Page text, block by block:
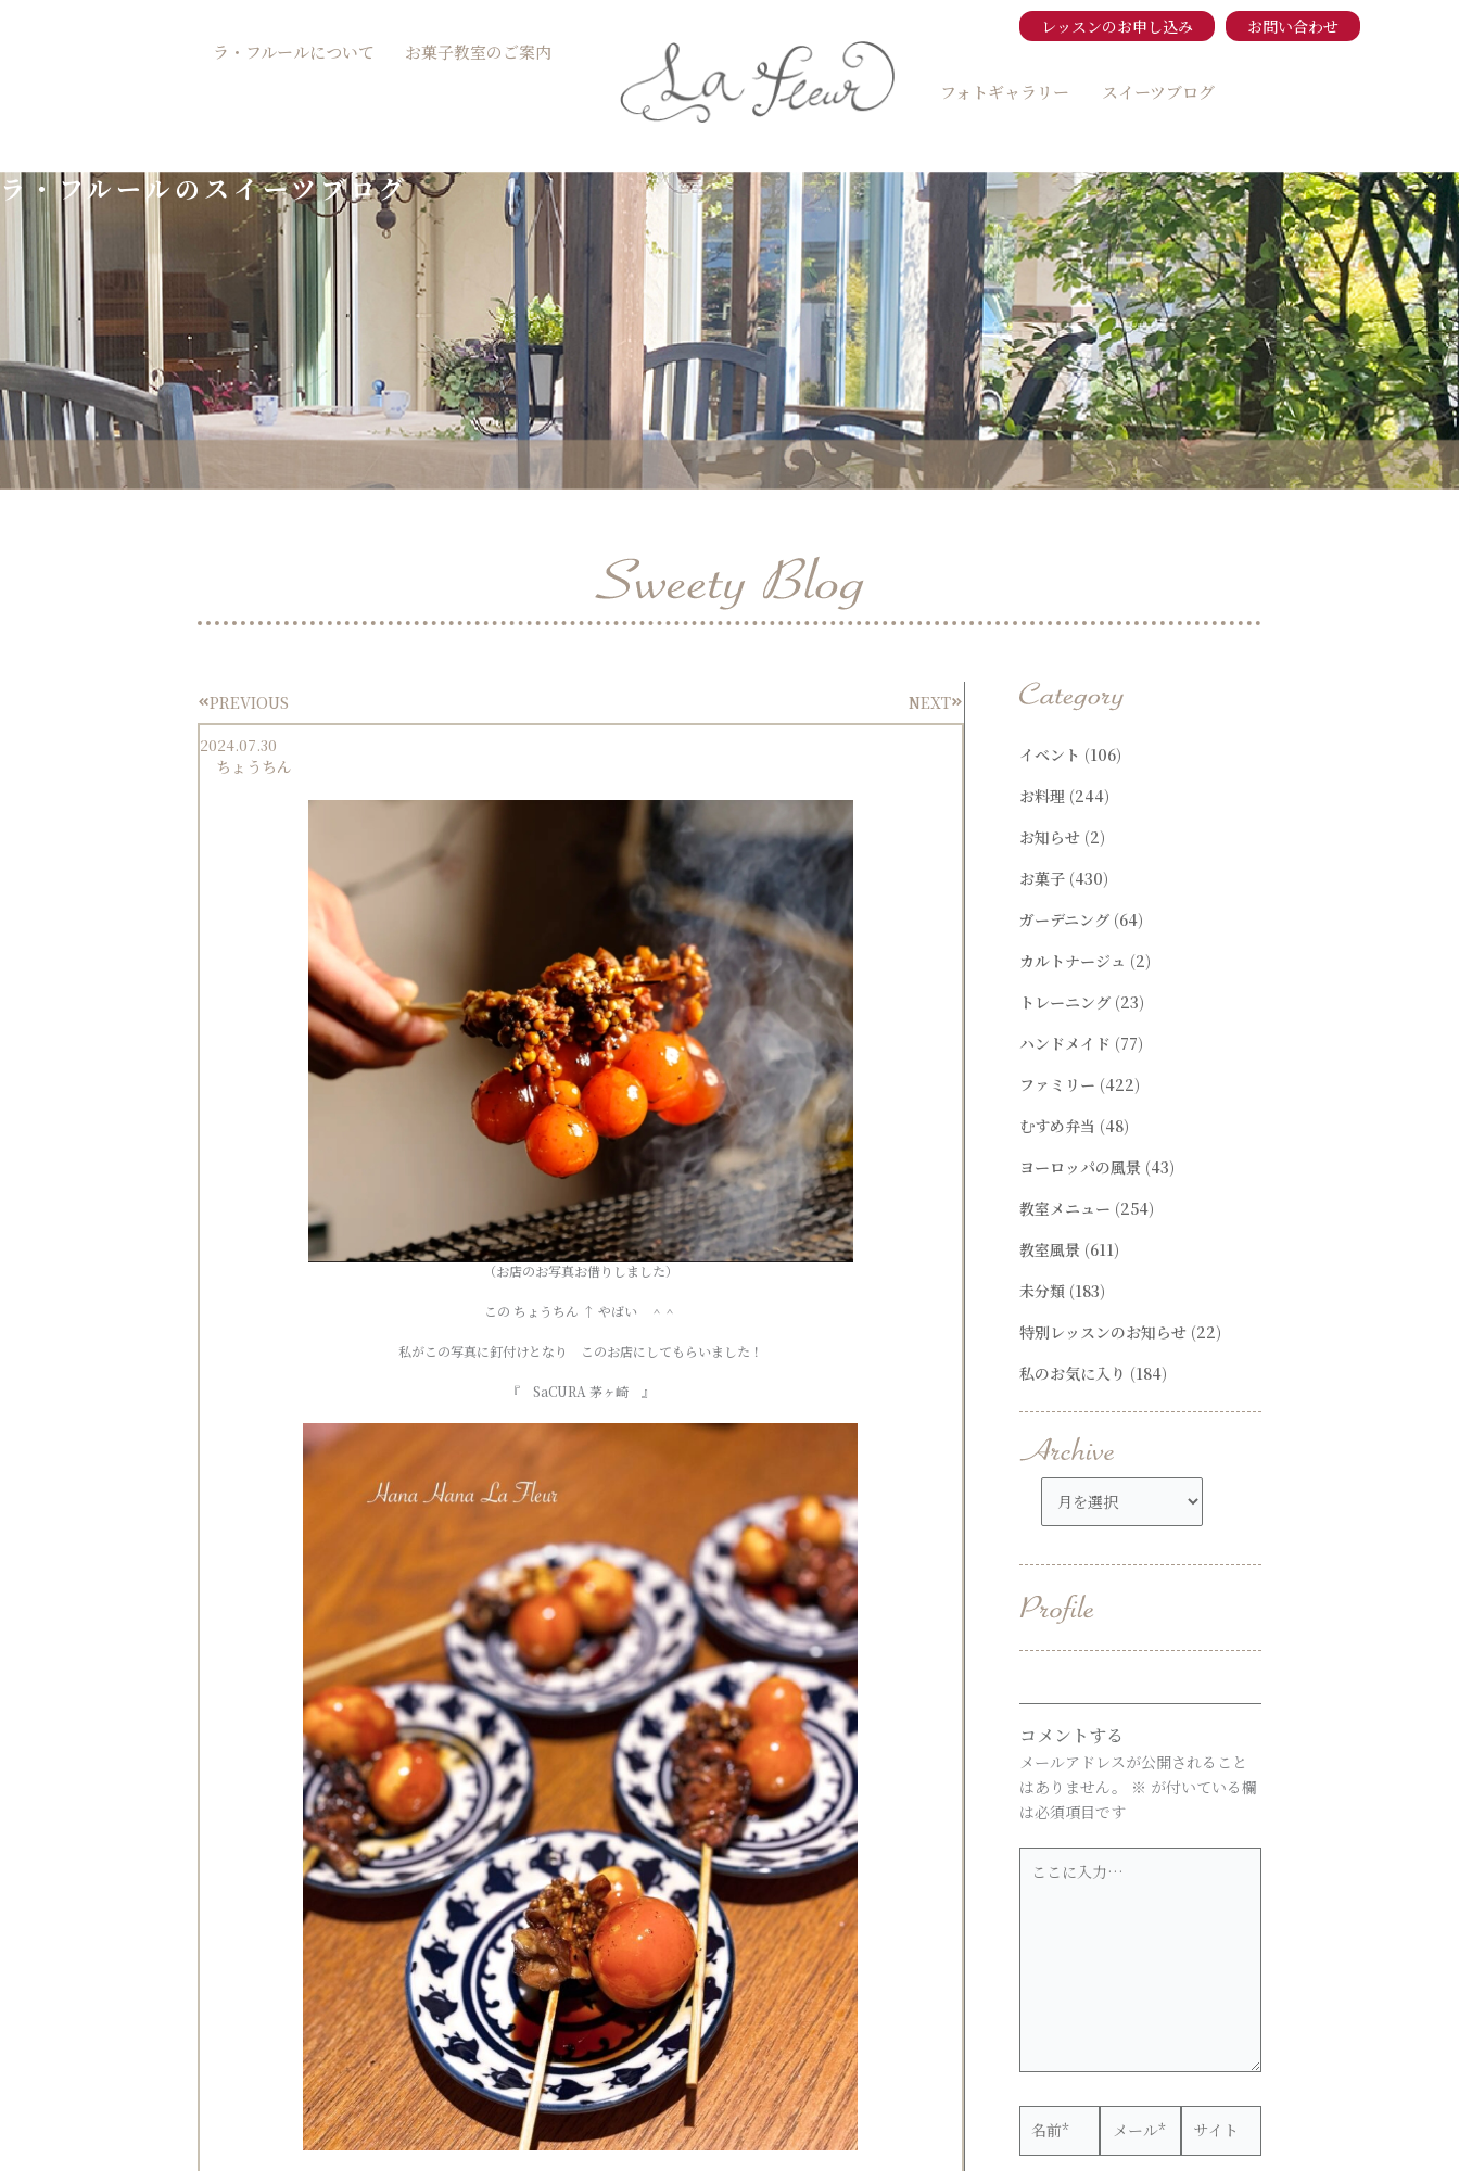
キ
レッスンのお申し込み お問い合わせ
ラ・フルールについて お菓子教室のご案内 Open お菓子教室のご案内
フォトギャラリー スイーツブログ
ラ・フルールのスイーツブログ
PrevPREVIOUS NEXTNext
2024.07.30
ちょうちん
（お店のお写真お借りしました）
この ちょうちん ↑ やばい ＾＾
私がこの写真に釘付けとなり このお店にしてもらいました！
『 SaCURA 茅ヶ崎 』
イベント (106)
お料理 (244)
お知らせ (2)
お菓子(430)
ガーデニング(64)
カルトナージュ (2)
トレーニング(23)
ハンドメイド (77)
ファミリー (422)
むすめ弁当 (48)
ヨーロッパの風景 (43)
教室メニュー (254)
教室風景 (611)
未分類(183)
特別レッスンのお知らせ (22)
私のお気に入り (184)
カ
ブ
コメントする
メールアドレスが公開されること
はありません。
※ が付いている欄
は必須項目です
前